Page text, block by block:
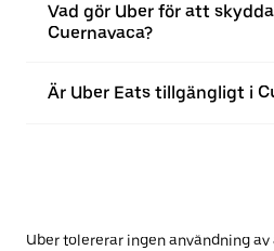
Vad gör Uber för att
Cuernavaca?
Är Uber Eats tillgängligt i
Uber tolererar ingen användning